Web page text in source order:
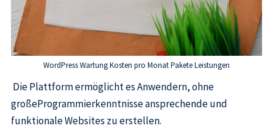
WordPress Wartung Kosten pro Monat Pakete Leistungen
Die Plattform ermöglicht es Anwendern, ohne
großeProgrammierkenntnisse ansprechende und
funktionale Websites zu erstellen.